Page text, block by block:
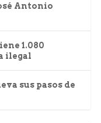
Antonio
1.080
ilegal
sus pasos de